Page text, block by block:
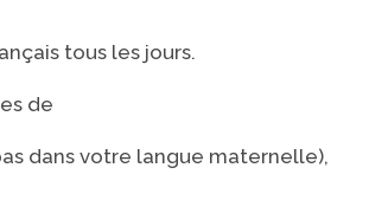
tous les jours​.
de
dans votre langue maternelle),